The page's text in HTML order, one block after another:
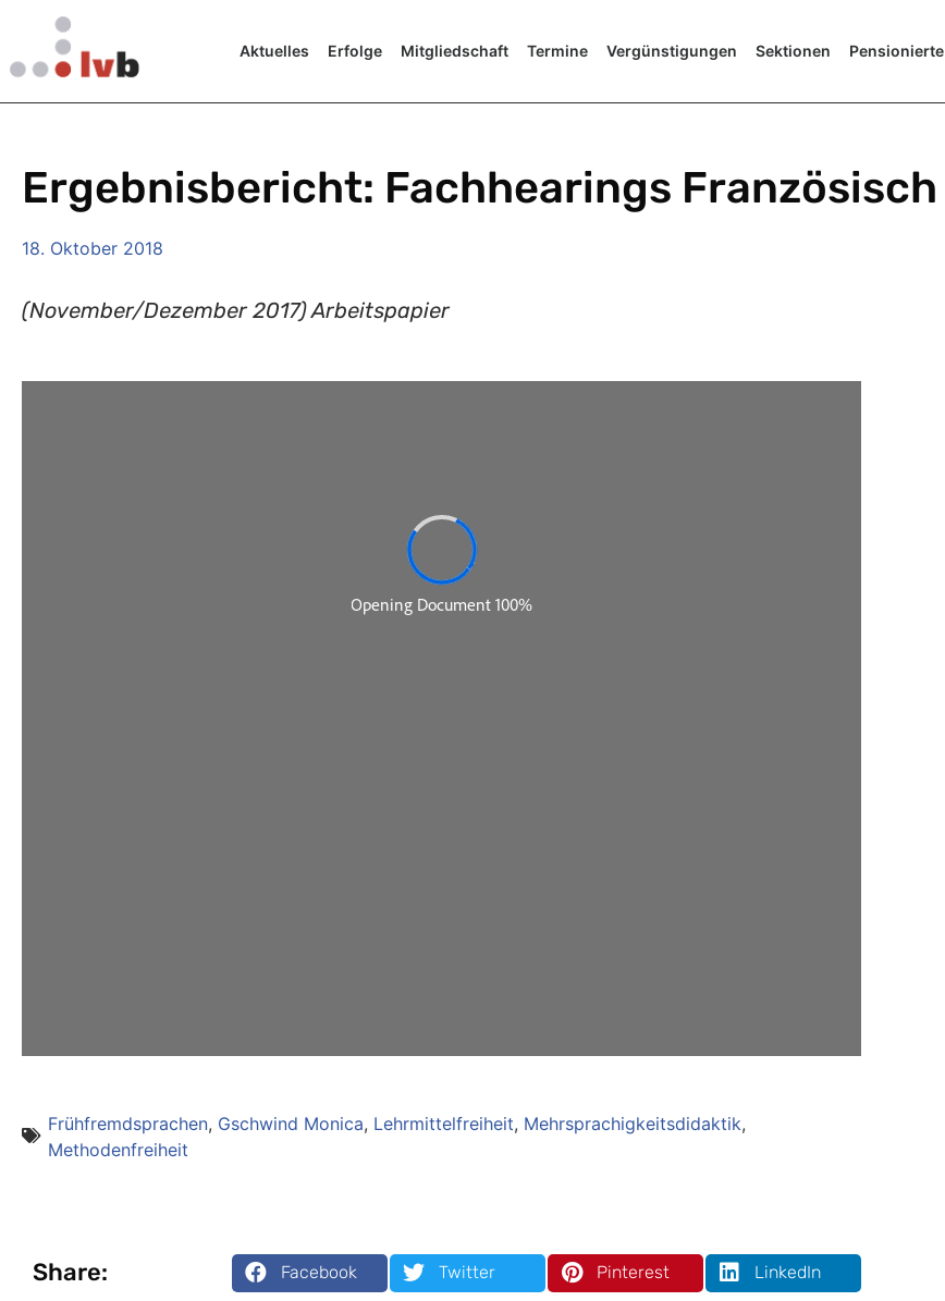
Aktuelles Erfolge Mitgliedschaft Termine Vergünstigungen Sektionen Pensionierte
Ergebnisbericht: Fachhearings Französisch
18. Oktober 2018
(November/Dezember 2017) Arbeitspapier
Frühfremdsprachen, Gschwind Monica, Lehrmittelfreiheit, Mehrsprachigkeitsdidaktik,
Methodenfreiheit
Share: Facebook Twitter Pinterest LinkedIn